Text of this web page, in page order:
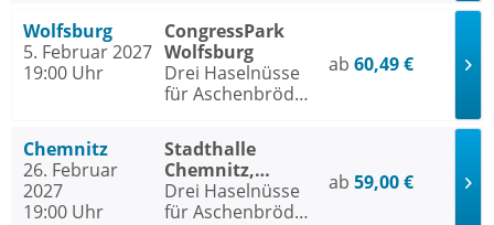
Wolfsburg
5. Februar 2027
19:00 Uhr
CongressPark
Wolfsburg
Drei Haselnüsse
für Aschenbrödel
ab 60,49 €
Chemnitz
26. Februar
2027
19:00 Uhr
Stadthalle
Chemnitz,
Stadthallen-Saal
Drei Haselnüsse
für Aschenbrödel
ab 59,00 €